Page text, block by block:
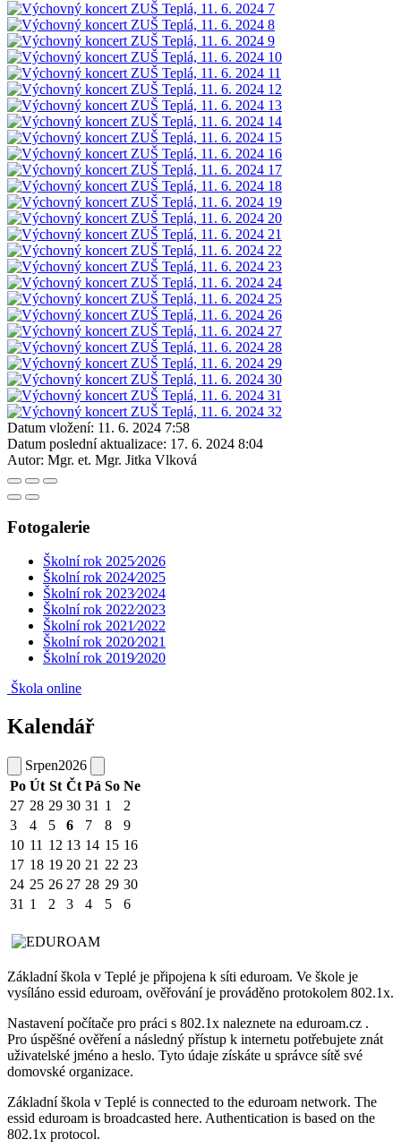
Datum vložení: 11. 6. 2024 7:58
Datum poslední aktualizace: 17. 6. 2024 8:04
Autor: Mgr. et. Mgr. Jitka Vlková
Fotogalerie
Školní rok 2025⁄2026
Školní rok 2024⁄2025
Školní rok 2023⁄2024
Školní rok 2022⁄2023
Školní rok 2021⁄2022
Školní rok 2020⁄2021
Školní rok 2019⁄2020
Škola online
Kalendář
Srpen2026
Po Út St Čt Pá So Ne
27 28 29 30 31 1
2
3
4 5 6 7 8
9
10 11 12 13 14 15 16
17 18 19 20 21 22 23
24 25 26 27 28 29 30
31 1 2 3 4 5 6
Základní škola v Teplé je připojena k síti eduroam. Ve škole je
vysíláno essid eduroam, ověřování je prováděno protokolem 802.1x.
Nastavení počítače pro práci s 802.1x naleznete na eduroam.cz .
Pro úspěšné ověření a následný přístup k internetu potřebujete znát
uživatelské jméno a heslo. Tyto údaje získáte u správce sítě své
domovské organizace.
Základní škola v Teplé is connected to the eduroam network. The
essid eduroam is broadcasted here. Authentication is based on the
802.1x protocol.